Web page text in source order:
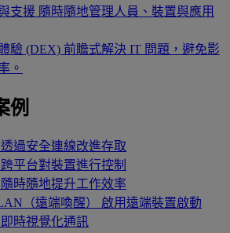
支援 隨時隨地管理人員、裝置與應用
驗 (DEX) 前瞻式解決 IT 問題，避免影
。
例
透過安全連線改進存取
跨平台對裝置進行控制
隨時隨地提升工作效率
（遠端喚醒）
啟用遠端裝置啟動
即時視覺化通訊